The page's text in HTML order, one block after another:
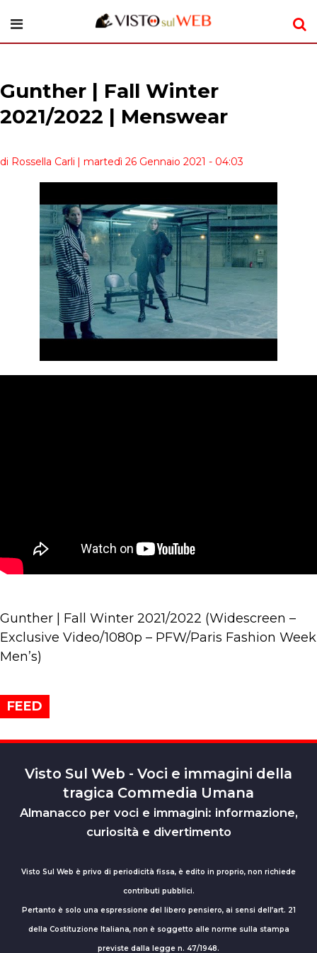
Gunther | Fall Winter
2021/2022 | Menswear
di Rossella Carli | martedì 26 Gennaio 2021 - 04:03
Gunther | Fall Winter 2021/2022 (Widescreen –
Exclusive Video/1080p – PFW/Paris Fashion Week
Men’s)
FEED
Visto Sul Web - Voci e immagini della
tragica Commedia Umana
Almanacco per voci e immagini: informazione,
curiosità e divertimento
Visto Sul Web è privo di periodicità fissa, è edito in proprio, non richiede
contributi pubblici.
Pertanto è solo una espressione del libero pensiero, ai sensi dell’art. 21
della Costituzione Italiana, non è soggetto alle norme sulla stampa
previste dalla legge n. 47/1948.